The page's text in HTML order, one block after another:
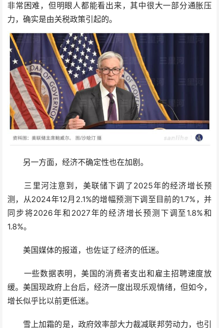
非常困难，但明眼人都能看出来，其中很大一部分通胀压
力，确实是由关税政策引起的。
另一方面，经济不确定性也在加剧。
三里河注意到，美联储下调了2025年的经济增长预
测，从2024年12月2.1%的增幅预测下调至目前的1.7%，并
同步将2026年和2027年的经济增长预测下调至1.8%和
1.8%。
美国媒体的报道，也佐证了经济的低迷。
一些数据表明，美国的消费者支出和雇主招聘速度放
缓。美国现政府上台后，经济一度出现乐观情绪，但如今，
增长似乎比以前更低迷。
雪上加霜的是，政府效率部大力裁减联邦劳动力，也引